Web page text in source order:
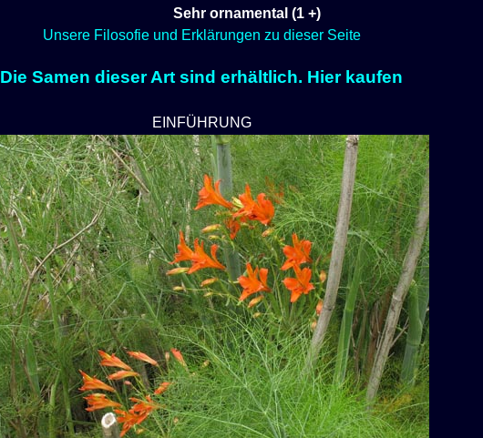
Sehr ornamental (1 +)
Unsere Filosofie und Erklärungen zu dieser Seite
Die Samen dieser Art sind erhältlich. Hier kaufen
EINFÜHRUNG